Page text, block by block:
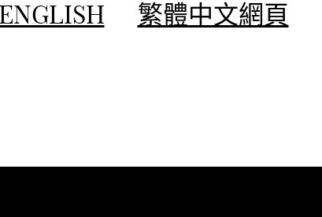
ENGLISH 繁體中文網頁